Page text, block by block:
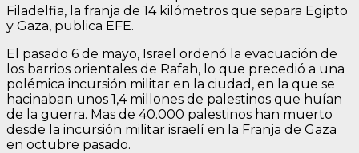
Filadelfia, la franja de 14 kilómetros que separa Egipto
y Gaza, publica EFE.
El pasado 6 de mayo, Israel ordenó la evacuación de
los barrios orientales de Rafah, lo que precedió a una
polémica incursión militar en la ciudad, en la que se
hacinaban unos 1,4 millones de palestinos que huían
de la guerra. Mas de 40.000 palestinos han muerto
desde la incursión militar israelí en la Franja de Gaza
en octubre pasado.